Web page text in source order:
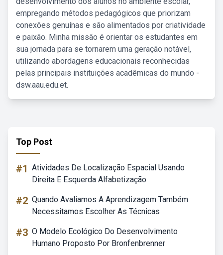
empregando métodos pedagógicos que priorizam
conexões genuínas e são alimentados por criatividade
e paixão. Minha missão é orientar os estudantes em
sua jornada para se tornarem uma geração notável,
utilizando abordagens educacionais reconhecidas
pelas principais instituições acadêmicas do mundo -
dsw.aau.edu.et.
Top Post
#1 Atividades De Localização Espacial Usando
Direita E Esquerda Alfabetização
#2 Quando Avaliamos A Aprendizagem Também
Necessitamos Escolher As Técnicas
#3 O Modelo Ecológico Do Desenvolvimento
Humano Proposto Por Bronfenbrenner